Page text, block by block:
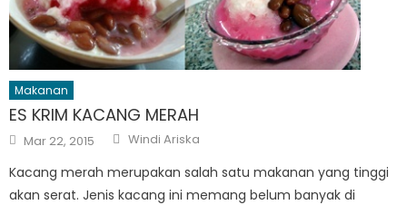
Makanan
ES KRIM KACANG MERAH
Posted
on
Mar 22, 2015 Author
Windi Ariska
Kacang merah merupakan salah satu makanan yang tinggi
akan serat. Jenis kacang ini memang belum banyak di